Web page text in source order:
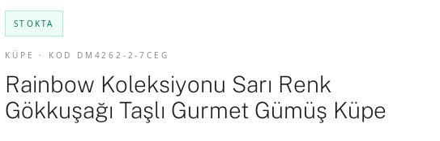
STOKTA
KÜPE · KOD DM4262-2-7CEG
Rainbow Koleksiyonu Sarı Renk
Gökkuşağı Taşlı Gurmet Gümüş Küpe